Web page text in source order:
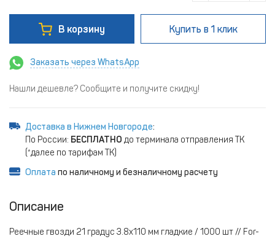
В корзину Купить в 1 клик
Заказать через WhatsApp
Нашли дешевле? Сообщите и получите скидку!
Доставка в Нижнем Новгороде:
По России: БЕСПЛАТНО до терминала отправления ТК
(*далее по тарифам ТК)
Оплата по наличному и безналичному расчету
Описание
Реечные гвозди 21 градус 3.8x110 мм гладкие / 1000 шт // For-